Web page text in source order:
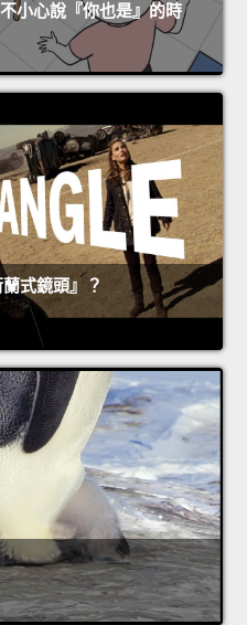
小心說『你也是』的時
式鏡頭』？